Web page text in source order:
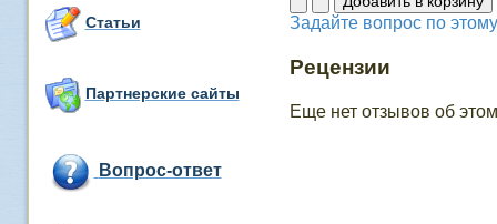
Статьи
Партнерские сайты
Вопрос-ответ
Задайте вопрос по
Рецензии
Еще нет отзывов об